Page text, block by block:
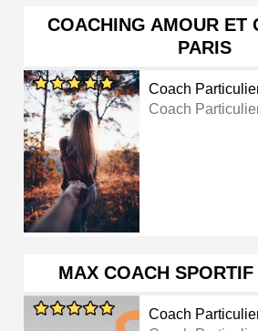
COACHING AMOUR ET
PARIS
Coach
Coach
MAX COACH
Coach